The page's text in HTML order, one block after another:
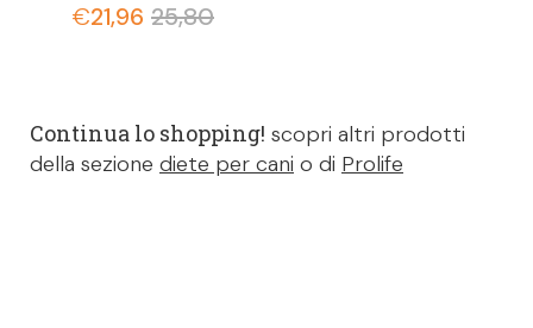
€21,96 25,80
Continua lo shopping! scopri altri prodotti
della sezione diete per cani o di Prolife